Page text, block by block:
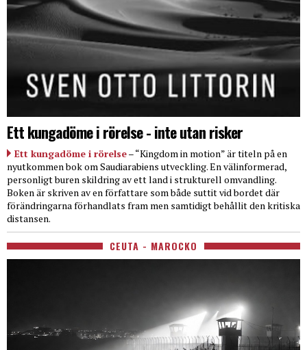
Ett kungadöme i rörelse - inte utan risker
Ett kungadöme i rörelse– “Kingdom in motion” är titeln på en
nyutkommen bok om Saudiarabiens utveckling. En välinformerad,
personligt buren skildring av ett land i strukturell omvandling.
Boken är skriven av en författare som både suttit vid bordet där
förändringarna förhandlats fram men samtidigt behållit den kritiska
distansen.
CEUTA - MAROCKO